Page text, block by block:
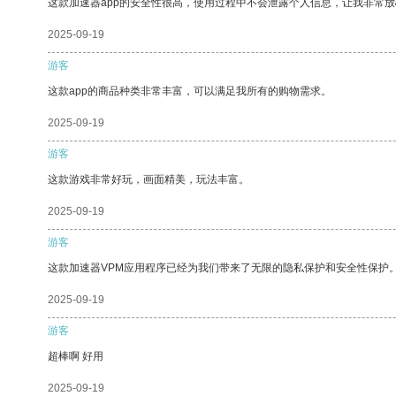
这款加速器app的安全性很高，使用过程中不会泄露个人信息，让我非常
2025-09-19
游客
这款app的商品种类非常丰富，可以满足我所有的购物需求。
2025-09-19
游客
这款游戏非常好玩，画面精美，玩法丰富。
2025-09-19
游客
这款加速器VPM应用程序已经为我们带来了无限的隐私保护和安全性保护
2025-09-19
游客
超棒啊 好用
2025-09-19